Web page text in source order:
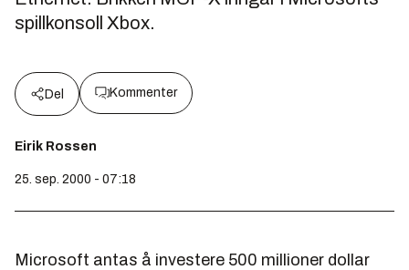
spillkonsoll Xbox.
Del Kommenter
Eirik Rossen
25. sep. 2000 - 07:18
Microsoft antas å investere 500 millioner dollar